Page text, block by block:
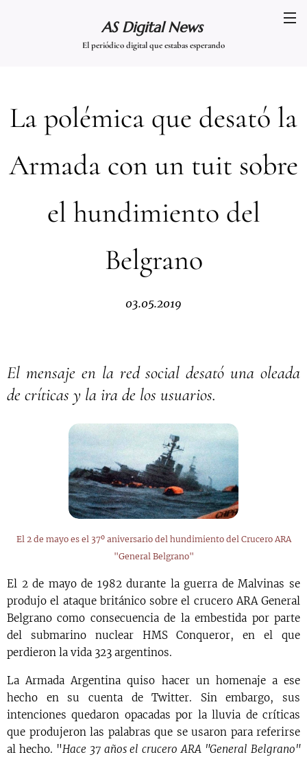
AS Digital News
El periódico digital que estabas esperando
La polémica que desató la
Armada con un tuit sobre
el hundimiento del
Belgrano
03.05.2019
El mensaje en la red social desató una oleada
de críticas y la ira de los usuarios.
El 2 de mayo es el 37º aniversario del hundimiento del Crucero ARA
"General Belgrano"
El 2 de mayo de 1982 durante la guerra de Malvinas se
produjo el ataque británico sobre el crucero ARA General
Belgrano como consecuencia de la embestida por parte
del submarino nuclear HMS Conqueror, en el que
perdieron la vida 323 argentinos.
La Armada Argentina quiso hacer un homenaje a ese
hecho en su cuenta de Twitter. Sin embargo, sus
intenciones quedaron opacadas por la lluvia de críticas
que produjeron las palabras que se usaron para referirse
al hecho. "Hace 37 años el crucero ARA "General Belgrano"